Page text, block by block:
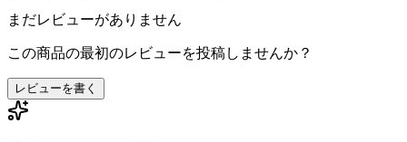
まだレビューがありません
この商品の最初のレビューを投稿しませんか？
レビューを書く